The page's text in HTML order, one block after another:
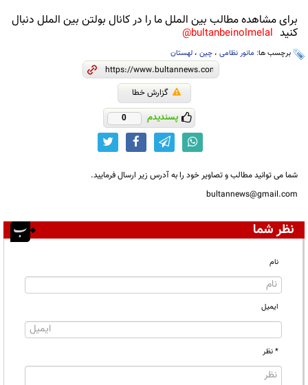
برای مشاهده مطالب بین الملل ما را در کانال بولتن بین الملل دنبال
کنید bultanbeinolmelal@
برچسب ها: مانور نظامی ، چین ، لهستان
گزارش خطا
پسندیدم 0
شما می توانید مطالب و تصاویر خود را به آدرس زیر ارسال فرمایید.
bultannews@gmail.com
نظر شما
نام
ایمیل
* نظر